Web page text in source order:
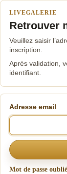
LIVEGALERIE
Retrouver
Veuillez saisir
inscription.
Après validation,
identifiant.
Adresse email
Mot de passe